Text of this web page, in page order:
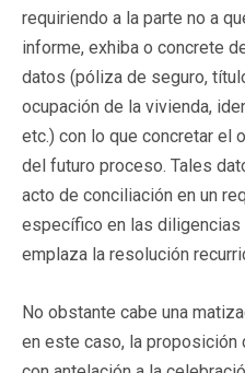
requiriendo a la parte no a
informe, exhiba o concrete
datos (póliza de seguro,
ocupación de la vivienda,
etc.) con lo que concretar el
del futuro proceso. Tales
acto de conciliación en un
específico en las diligencias
emplaza la resolución
No obstante cabe una
en este caso, la proposición